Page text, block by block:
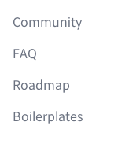
Community
FAQ
Roadmap
Boilerplates